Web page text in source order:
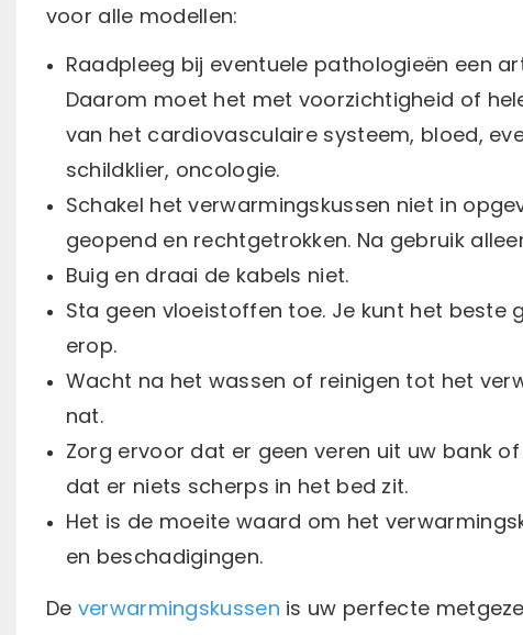
voor alle modellen:
Raadpleeg bij eventuele pathologieën een
Daarom moet het met voorzichtigheid of
van het cardiovasculaire systeem, bloed,
schildklier, oncologie.
Schakel het verwarmingskussen niet in
geopend en rechtgetrokken. Na gebruik
Buig en draai de kabels niet.
Sta geen vloeistoffen toe. Je kunt het
erop.
Wacht na het wassen of reinigen tot het
nat.
Zorg ervoor dat er geen veren uit uw bank
dat er niets scherps in het bed zit.
Het is de moeite waard om het
en beschadigingen.
De verwarmingskussen is uw perfecte